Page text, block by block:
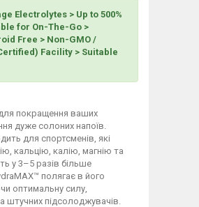
Electrolytes > Up to 500%
for On-The-Go >
Free > Non-GMO /
Facility > Suitable
покращення ваших
дуже солоних напоїв.
для спортсменів, які
кальцію, калію, магнію та
у 3–5 разів більше
полягає в його
оптимальну силу,
штучних підсолоджувачів.